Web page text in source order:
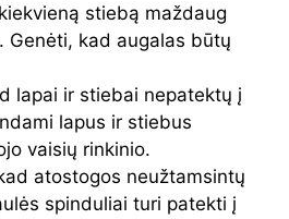
stiebą maždaug
Genėti, kad augalas būtų
lapai ir stiebai nepatektų į
lapus ir stiebus
vaisių rinkinio.
atostogos neužtamsintų
spinduliai turi patekti į